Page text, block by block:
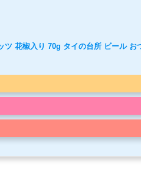
ツ 花椒入り 70g タイの台所 ビール